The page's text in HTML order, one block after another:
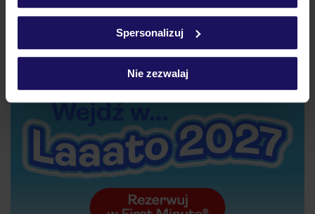
Szczegółowe informacje o plikach cookie znajdziesz
polityce plików cookies oraz polityce prywatności
Spersonalizuj
Nie zezwalaj